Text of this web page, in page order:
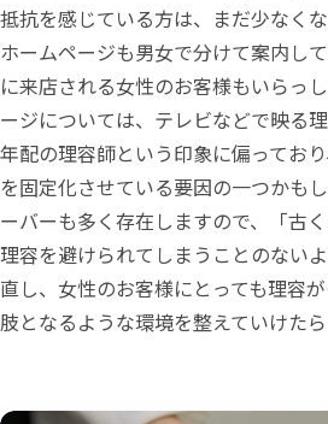
抵抗を感じている方は、まだ少なくな
ホームページも男女で分けて案内し
に来店される女性のお客様もいらっ
ージについては、テレビなどで映る
年配の理容師という印象に偏ってお
を固定化させている要因の一つかも
ーバーも多く存在しますので、「古
理容を避けられてしまうことのない
直し、女性のお客様にとっても理容
肢となるような環境を整えていけたら